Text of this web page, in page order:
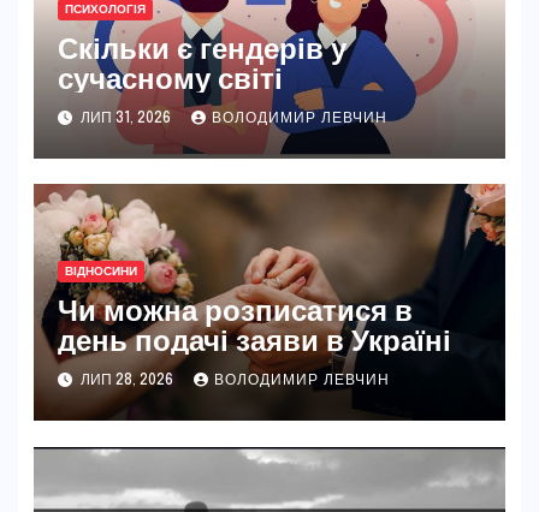
ПСИХОЛОГІЯ
Скільки є гендерів у
сучасному світі
ЛИП 31, 2026 ВОЛОДИМИР ЛЕВЧИН
ВІДНОСИНИ
Чи можна розписатися в
день подачі заяви в Україні
ЛИП 28, 2026 ВОЛОДИМИР ЛЕВЧИН